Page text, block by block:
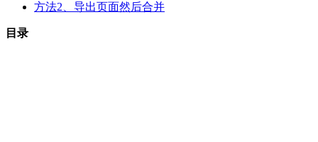
方法2、导出页面然后合并
目录